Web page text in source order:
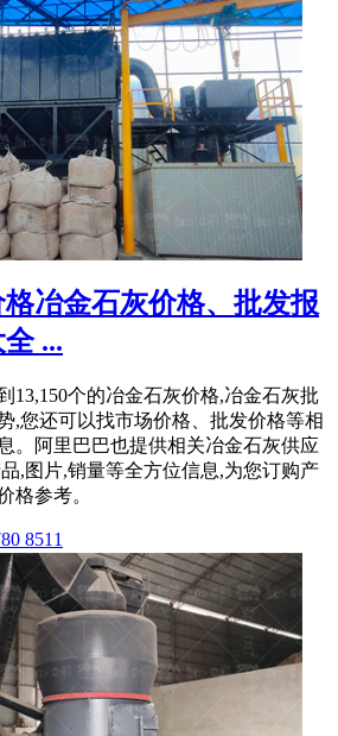
冶金石灰价格、批发报
...
13,150个的冶金石灰价格,冶金石灰批
,您还可以找市场价格、批发价格等相
。阿里巴巴也提供相关冶金石灰供应
,图片,销量等全方位信息,为您订购产
格参考。
8511